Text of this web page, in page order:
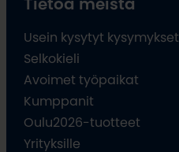
Tietoa meistä
Usein kysytyt kysymykset
Selkokieli
Avoimet työpaikat
Kumppanit
Oulu2026-tuotteet
Yrityksille